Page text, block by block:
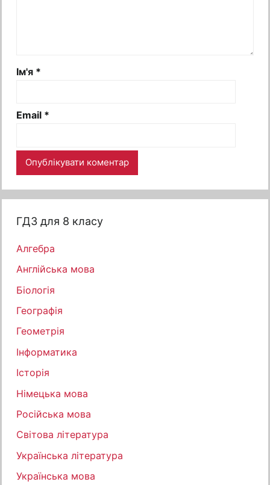
Ім'я *
Email *
ГДЗ для 8 класу
Алгебра
Англійська мова
Біологія
Географія
Геометрія
Інформатика
Історія
Німецька мова
Російська мова
Світова література
Українська література
Українська мова